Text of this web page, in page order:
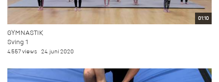
01:10
GYMNASTIK
Sving 1
4.557 views 24. juni 2020